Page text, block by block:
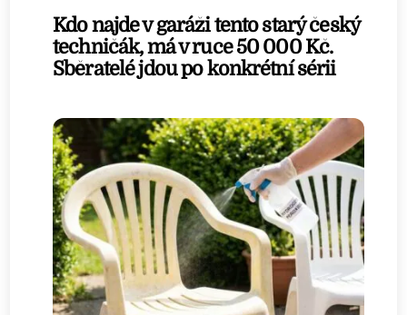
Kdo najde v garáži tento starý český
techničák, má v ruce 50 000 Kč.
Sběratelé jdou po konkrétní sérii